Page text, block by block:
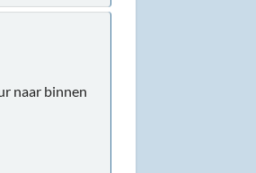
naar binnen